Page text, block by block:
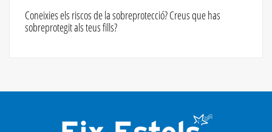
Coneixies els riscos de la sobreprotecció? Creus que has
sobreprotegit als teus fills?